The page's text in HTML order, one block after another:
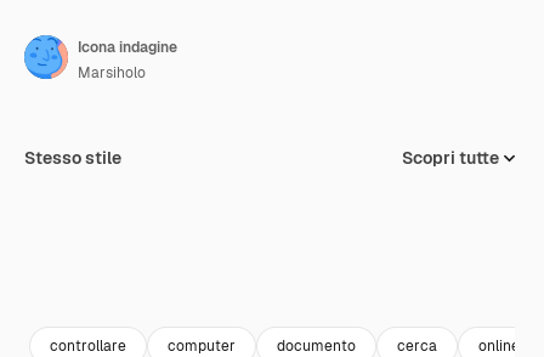
Icona indagine
Marsiholo
Stesso stile Scopri tutte
controllare computer documento cerca online